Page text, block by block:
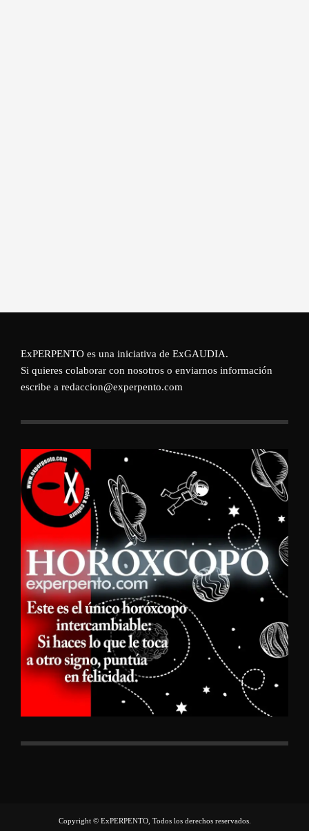
ExPERPENTO es una iniciativa de ExGAUDIA.
Si quieres colaborar con nosotros o enviarnos información
escribe a redaccion@experpento.com
Copyright © ExPERPENTO, Todos los derechos reservados.